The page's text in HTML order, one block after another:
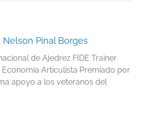
Nelson Pinal Borges
de Ajedrez FIDE Trainer
Economía Articulista Premiado por
apoyo a los veteranos del